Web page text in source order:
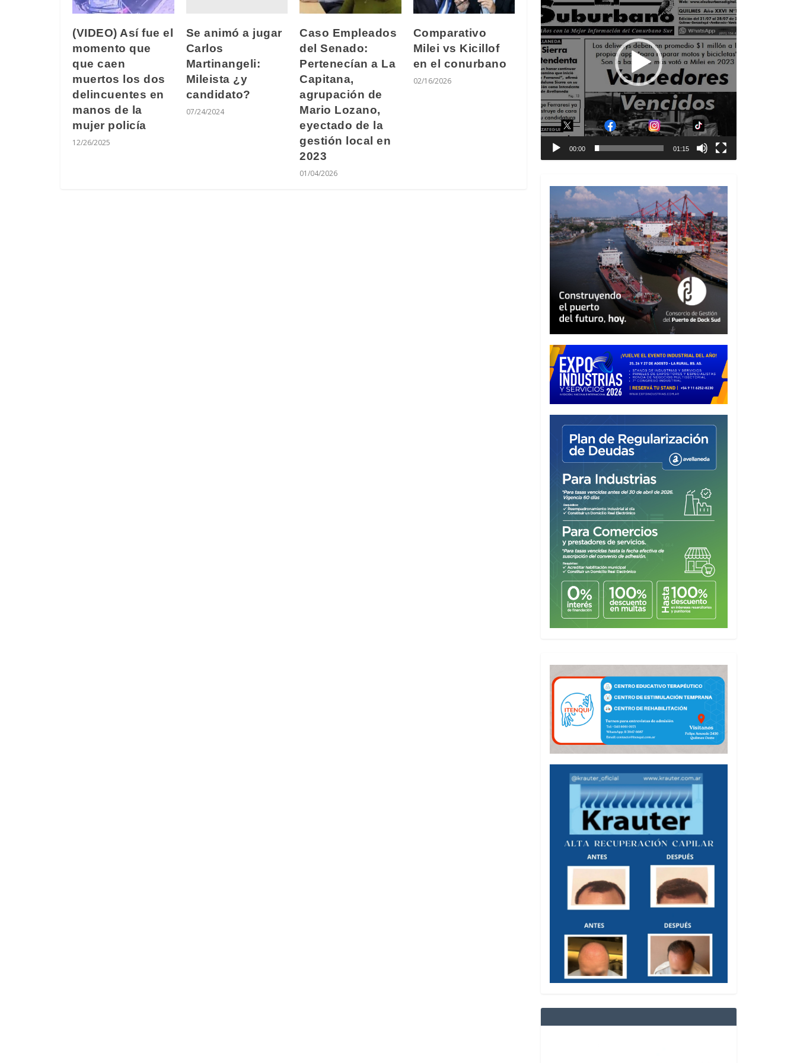
(VIDEO) Así fue el
momento que
que caen
muertos los dos
delincuentes en
manos de la
mujer policía
12/26/2025
Se animó a jugar
Carlos
Martinangeli:
Mileista ¿y
candidato?
07/24/2024
Caso Empleados
del Senado:
Pertenecían a La
Capitana,
agrupación de
Mario Lozano,
eyectado de la
gestión local en
2023
01/04/2026
Comparativo
Milei vs Kicillof
en el conurbano
02/16/2026
00:00 01:15